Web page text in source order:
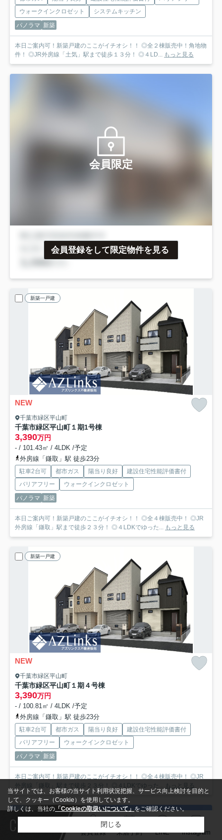
ウォークインクロゼット
システムキッチン
パノラマ 新築
本日ご案内可！新築戸建のここがイチオシ！！ ◎全２棟販売中！角地物
件！ ◎JR外房線「土気」駅まで徒歩１３分！ ◎４LD...
もっと見る
会員限定
会員登録をして限定物件を見る
新築一戸建
NEW
千葉市緑区平山町
千葉市緑区平山町１期1号棟
3,390万円
- / 101.43㎡ / 4LDK /予定
外房線「鎌取」駅 徒歩23分
駐車2台可 都市ガス 陽当り良好
建設住宅性能評価書付
バリアフリー
ウォークインクロゼット
パノラマ 新築
本日ご案内可！新築戸建のここがイチオシ！！ ◎全４棟販売中！ ◎JR
外房線「鎌取」駅まで徒歩２３分！ ◎４LDKでゆった...
もっと見る
新築一戸建
NEW
千葉市緑区平山町
千葉市緑区平山町１期 ４号棟
3,390万円
- / 100.81㎡ / 4LDK /予定
外房線「鎌取」駅 徒歩23分
駐車2台可 都市ガス 陽当り良好
建設住宅性能評価書付
バリアフリー
ウォークインクロゼット
パノラマ 新築
本日ご案内可！新築戸建のここがイチオシ！！ ◎全４棟販売中！ ◎JR
外房線「鎌取」駅まで徒歩２３分！ ◎４LDKでゆった...
もっと見る
Contact 会員登録 来店予約 LINE Instagram
当サイトでは、お客様の当サイト利用状況把握、サービス向上検討を目的と
して、クッキー（Cookie）を使用しています。
詳しくは、当社の 「Cookieの取扱いについて」をご確認ください。
閉じる